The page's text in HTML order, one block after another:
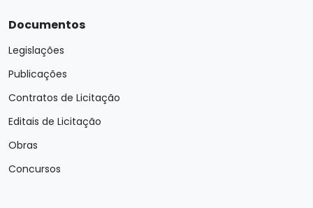
Documentos
Legislações
Publicações
Contratos de Licitação
Editais de Licitação
Obras
Concursos